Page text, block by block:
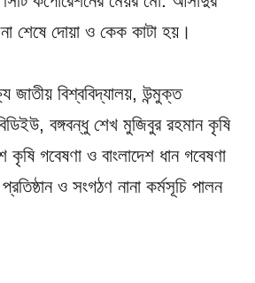
শেষে দোয়া ও কেক কাটা হয়।
জাতীয় বিশ্ববিদ্যালয়, উন্মুক্ত
বঙ্গবন্ধু শেখ মুজিবুর রহমান কৃষি
কৃষি গবেষণা ও বাংলাদেশ ধান গবেষণা
ও সংগঠণ নানা কর্মসূচি পালন